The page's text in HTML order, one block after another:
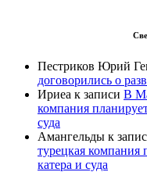
Пестриков Юрий
договорились о
Ириеа к записи В
компания
суда
Амангельды к
турецкая компания
катера и суда